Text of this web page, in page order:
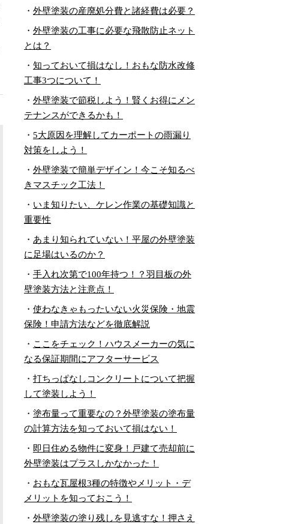
・ 外壁塗装の産廃処分費と諸経費は必要？
・ 外壁塗装の工事に必要な飛散防止ネット
とは？
・ 知っておいて損はなし！おもな防水改修
工事3つについて！
・ 外壁塗装で節税しよう！賢くお得にメン
テナンスができるかも！
・ 5大原因を理解してカーポートの雨漏り
対策をしよう！
・ 外壁塗装で簡単デザイン！今こそ知るべ
きマスチック工法！
・ いま知りたい、ケレン作業の基礎知識と
重要性
・ あまり知られていない！平屋の外壁塗装
に足場はいるのか？
・ 手入れ次第で100年持つ！？羽目板の外
壁塗装方法と注意点！
・ 使わなきゃもったいない火災保険・地震
保険！申請方法などを徹底解説
・ ここをチェック！ハウスメーカーの気に
なる保証期間にアフターサービス
・ 打ちっぱなしコンクリートについて把握
して塗装しよう！
・ 塗布量って重要なの？外壁塗装の塗布量
の計算方法を知っておいて損はない！
・ 即日住める物件に変身！戸建て売却前に
外壁塗装はプラスしかなかった！
・ おもな瓦屋根3種の特徴やメリット・デ
メリットを知っておこう！
・ 外壁塗装の塗り残しを見逃すな！押さえ